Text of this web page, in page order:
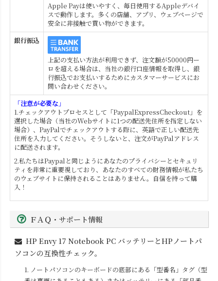
Apple Payは使いやすく、毎日使用するAppleデバイ
スで動作します。多くの店舗、アプリ、ウェブページで
安全に非接触で買い物ができます。
銀行振込
上記の支払い方法が利用できず、注文額が50000円ー
ロを超える場合は、当社の銀行口座情報を取得し、銀
行振込でお支払いするためにカスタマーサービスにお
問い合わせください。
「注意が必要な」
1.チェックアウトプロセスとして「PaypalExpressCheckout」を
選択した場合（当社のWebサイトに1つの配送先住所を指定しない
場合）、PayPalでチェックアウトする際に、英語で正しい配送先
住所を入力してください。そうしないと、注文がPayPalアドレス
に配送されます。
2.私たちはPaypalと同じようにあなたのプライバシーとセキュリ
ティを非常に重要視しており、あなたのすべての財務情報が私たち
のウェブサイトに保持されることはありません。自信を持って購
入！
ＦＡＱ・サポート情報
HP Envy 17 Notebook PCバッテリーとHPノートパ
ソコンの互換性チェック。
1. ノートパソコンのキーボードの底部にある「型番名」タグ（型